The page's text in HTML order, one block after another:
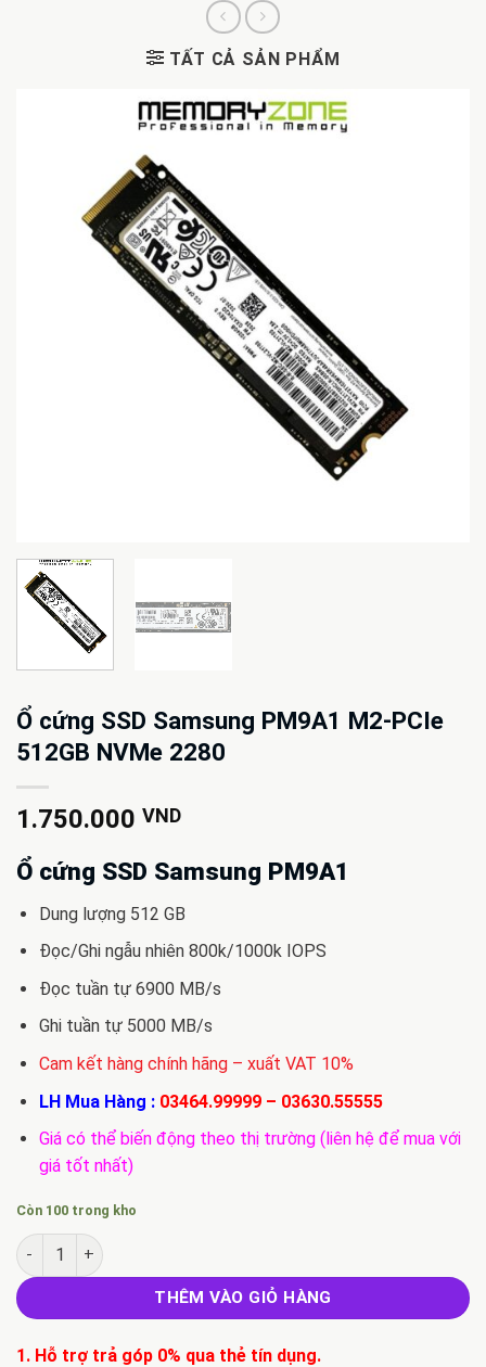
TẤT CẢ SẢN PHẨM
Ổ cứng SSD Samsung PM9A1 M2-PCIe
512GB NVMe 2280
1.750.000 VND
Ổ cứng SSD Samsung PM9A1
Dung lượng 512 GB
Đọc/Ghi ngẫu nhiên 800k/1000k IOPS
Đọc tuần tự 6900 MB/s
Ghi tuần tự 5000 MB/s
Cam kết hàng chính hãng – xuất VAT 10%
LH Mua Hàng : 03464.99999– 03630.55555
Giá có thể biến động theo thị trường (liên hệ để mua với
giá tốt nhất)
Còn 100 trong kho
Ổ cứng SSD Samsung PM9A1 M2-PCIe 512GB NVMe 2280 số
THÊM VÀO GIỎ HÀNG
1. Hỗ trợ trả góp 0% qua thẻ tín dụng.